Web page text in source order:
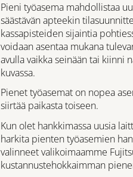
Pieni työasema mahdollistaa
säästävän apteekin
kassapisteiden sijaintia
voidaan asentaa mukana
avulla vaikka seinään tai kiinni
kuvassa.
Pienet työasemat on nopea
siirtää paikasta toiseen.
Kun olet hankkimassa uusia
harkita pienten työasemien
valinneet valikoimaamme
kustannustehokkaimman